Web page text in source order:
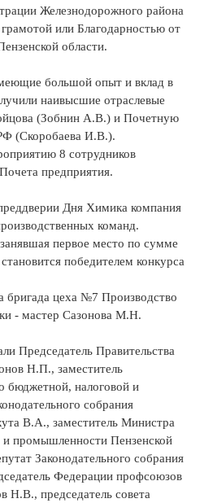
Железнодорожного района
или Благодарностью от
области.
большой опыт и вклад в
наивысшие отраслевые
(Зобнин А.В.) и Почетную
(Скоробаева И.В.).
8 сотрудников
предприятия.
Дня Химика компания
команд.
первое место по сумме
победителем конкурса
бригада цеха №7 Производство
- мастер Сазонова М.Н.
Председатель Правительства
Н.П., заместитель
бюджетной, налоговой и
собрания
В.А., заместитель Министра
и промышленности Пензенской
Законодательного собрания
Федерации профсоюзов
Н.В., председатель совета